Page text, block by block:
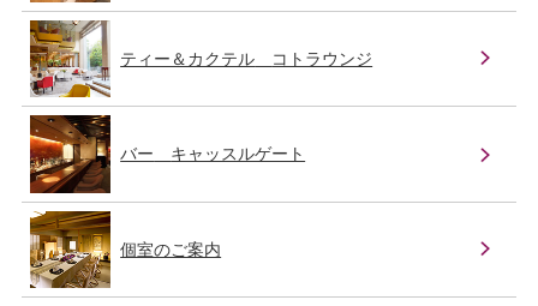
ティー＆カクテル コトラウンジ
バー キャッスルゲート
個室のご案内